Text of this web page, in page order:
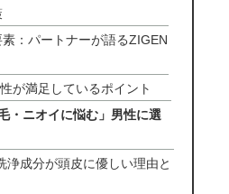
：パートナーが語るZIGEN
が満足しているポイント
・ニオイに悩む」男性に選
浄成分が頭皮に優しい理由と